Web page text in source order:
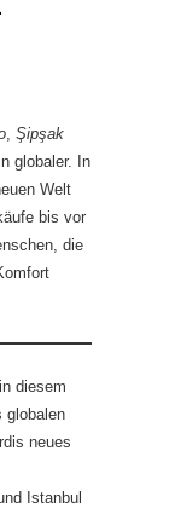
Şipşak
globaler. In
Welt
bis vor
die
diesem
globalen
neues
Istanbul